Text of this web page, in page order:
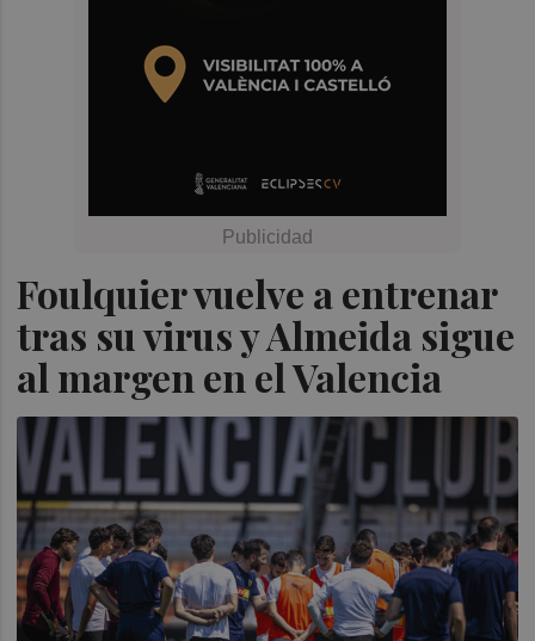
Foulquier vuelve a entrenar
tras su virus y Almeida sigue
al margen en el Valencia